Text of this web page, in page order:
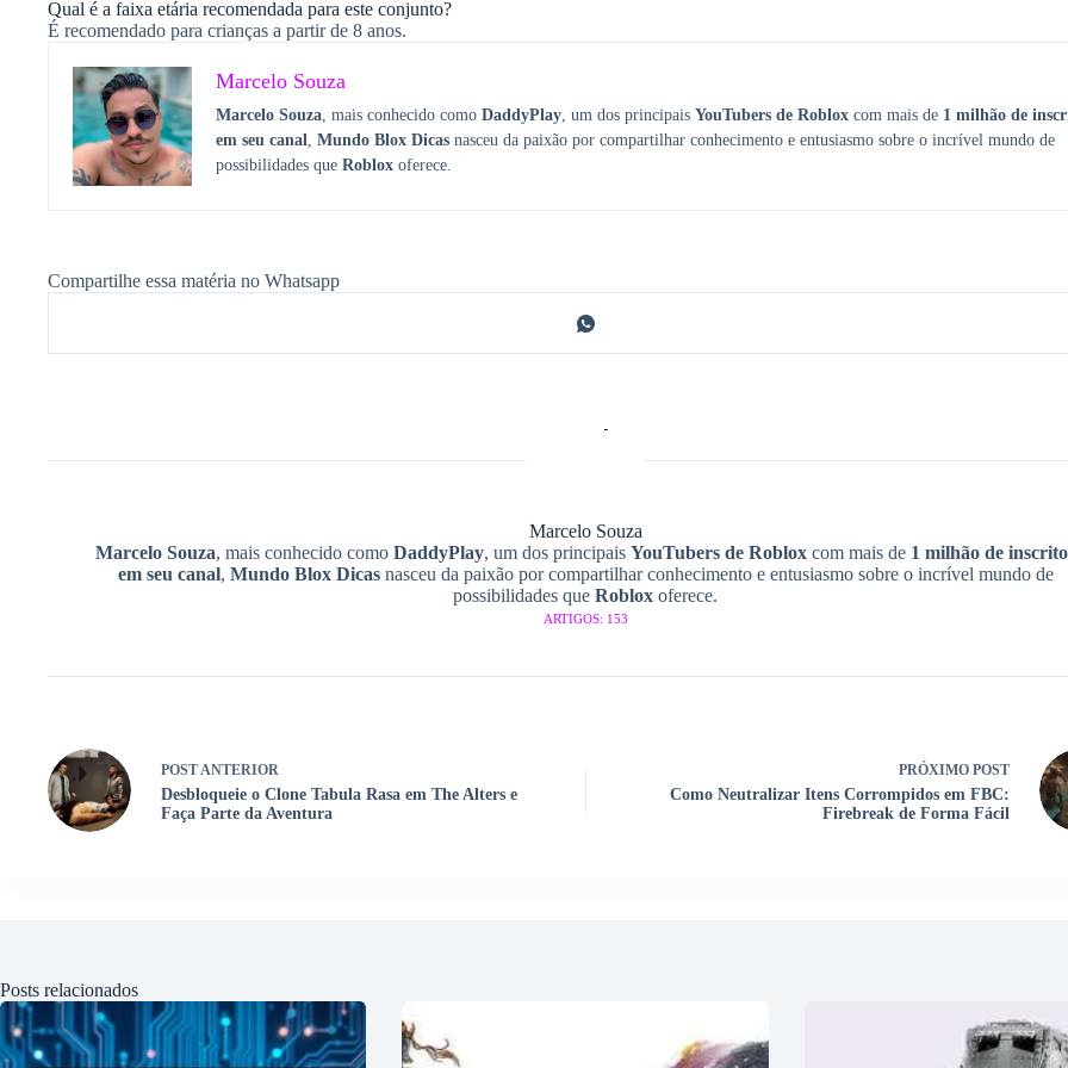
Qual é a faixa etária recomendada para este conjunto?
É recomendado para crianças a partir de 8 anos.
Marcelo Souza
Marcelo Souza, mais conhecido como DaddyPlay, um dos principais YouTubers de Roblox com mais de 1 milhão de
em seu canal, Mundo Blox Dicas nasceu da paixão por compartilhar conhecimento e entusiasmo sobre o incrível mundo de
possibilidades que Roblox oferece.
Compartilhe essa matéria no Whatsapp
Marcelo Souza
Marcelo Souza, mais conhecido como DaddyPlay, um dos principais YouTubers de Roblox com mais de 1 milhão de
em seu canal, Mundo Blox Dicas nasceu da paixão por compartilhar conhecimento e entusiasmo sobre o incrível mundo de
possibilidades que Roblox oferece.
ARTIGOS: 153
POST ANTERIOR
Desbloqueie o Clone Tabula Rasa em The Alters e
Faça Parte da Aventura
PRÓXIMO POST
Como Neutralizar Itens Corrompidos em FBC:
Firebreak de Forma Fácil
Posts relacionados